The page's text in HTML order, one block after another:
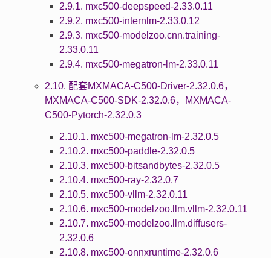
2.9.1. mxc500-deepspeed-2.33.0.11
2.9.2. mxc500-internlm-2.33.0.12
2.9.3. mxc500-modelzoo.cnn.training-
2.33.0.11
2.9.4. mxc500-megatron-lm-2.33.0.11
2.10. 配套MXMACA-C500-Driver-2.32.0.6，
MXMACA-C500-SDK-2.32.0.6，MXMACA-
C500-Pytorch-2.32.0.3
2.10.1. mxc500-megatron-lm-2.32.0.5
2.10.2. mxc500-paddle-2.32.0.5
2.10.3. mxc500-bitsandbytes-2.32.0.5
2.10.4. mxc500-ray-2.32.0.7
2.10.5. mxc500-vllm-2.32.0.11
2.10.6. mxc500-modelzoo.llm.vllm-2.32.0.11
2.10.7. mxc500-modelzoo.llm.diffusers-
2.32.0.6
2.10.8. mxc500-onnxruntime-2.32.0.6